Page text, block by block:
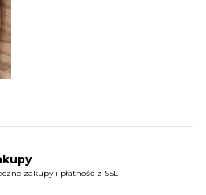
zakupy i płatność z SSL